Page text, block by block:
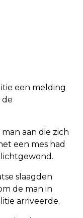
een melding
de
aan die zich
een mes had
slaagden
de man in
arriveerde.